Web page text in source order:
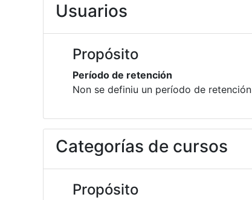
Usuarios
Propósito
Período de retención
Non se definiu un período de retención
Categorías de cursos
Propósito